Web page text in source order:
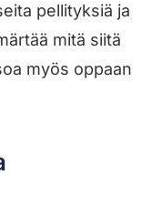
pellityksiä ja
mitä siitä
myös oppaan